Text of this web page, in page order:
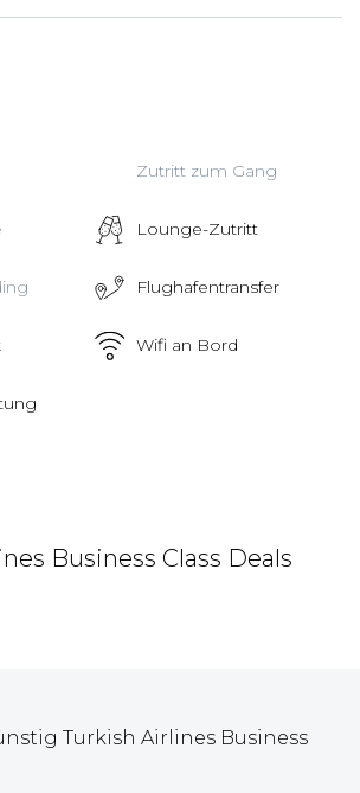
Zutritt zum Gang
Lounge-Zutritt
Flughafentransfer
Wifi an Bord
Business Class Deals
Turkish Airlines Business